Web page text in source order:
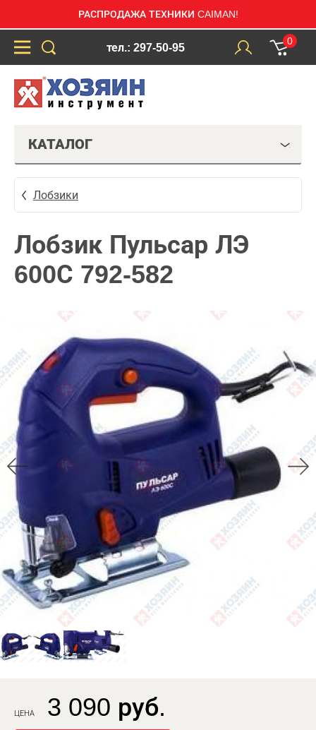
РАСПРОДАЖА ТЕХНИКИ CAIMAN!
тел.: 297-50-95
0
КАТАЛОГ
Лобзики
Лобзик Пульсар ЛЭ
600С 792-582
ЦЕНА 3 090 руб.